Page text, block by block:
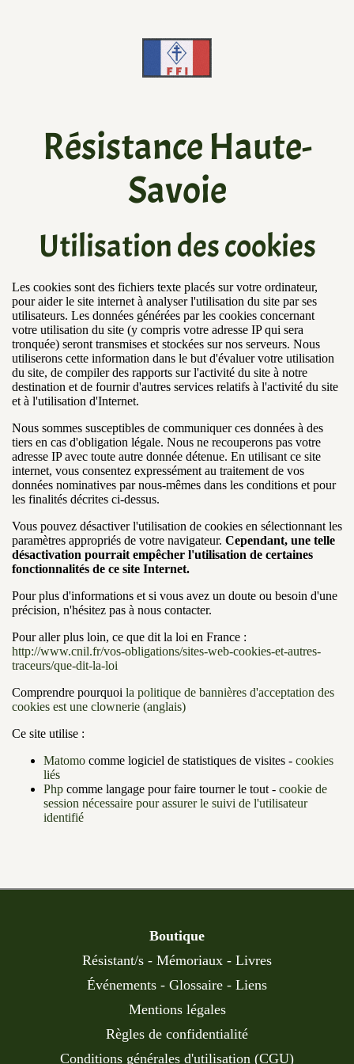
Résistance Haute-
Savoie
Utilisation des cookies
Les cookies sont des fichiers texte placés sur votre ordinateur,
pour aider le site internet à analyser l'utilisation du site par ses
utilisateurs. Les données générées par les cookies concernant
votre utilisation du site (y compris votre adresse IP qui sera
tronquée) seront transmises et stockées sur nos serveurs. Nous
utiliserons cette information dans le but d'évaluer votre utilisation
du site, de compiler des rapports sur l'activité du site à notre
destination et de fournir d'autres services relatifs à l'activité du site
et à l'utilisation d'Internet.
Nous sommes susceptibles de communiquer ces données à des
tiers en cas d'obligation légale. Nous ne recouperons pas votre
adresse IP avec toute autre donnée détenue. En utilisant ce site
internet, vous consentez expressément au traitement de vos
données nominatives par nous-mêmes dans les conditions et pour
les finalités décrites ci-dessus.
Vous pouvez désactiver l'utilisation de cookies en sélectionnant les
paramètres appropriés de votre navigateur. Cependant, une telle
désactivation pourrait empêcher l'utilisation de certaines
fonctionnalités de ce site Internet.
Pour plus d'informations et si vous avez un doute ou besoin d'une
précision, n'hésitez pas à nous contacter.
Pour aller plus loin, ce que dit la loi en France :
http://www.cnil.fr/vos-obligations/sites-web-cookies-et-autres-
traceurs/que-dit-la-loi
Comprendre pourquoi la politique de bannières d'acceptation des
cookies est une clownerie (anglais)
Ce site utilise :
Matomo comme logiciel de statistiques de visites - cookies
liés
Php comme langage pour faire tourner le tout - cookie de
session nécessaire pour assurer le suivi de l'utilisateur
identifié
Boutique
Résistant/s - Mémoriaux - Livres
Événements - Glossaire - Liens
Mentions légales
Règles de confidentialité
Conditions générales d'utilisation (CGU)